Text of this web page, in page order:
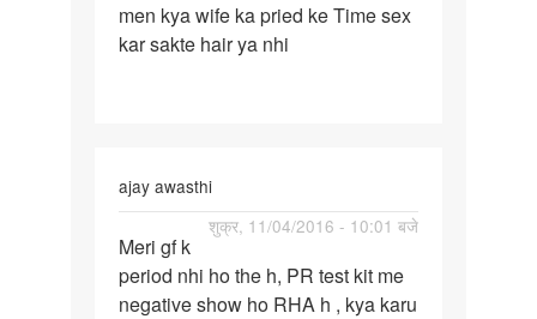
men
kya
Time
men kya wife ka pried ke Time sex
kar sakte hair ya nhi
ajay awasthi
शुक्र, 11/04/2016 - 10:01 बजे
Meri
gf
k
Meri gf k
period nhi ho the h, PR test kit me
negative show ho RHA h , kya karu